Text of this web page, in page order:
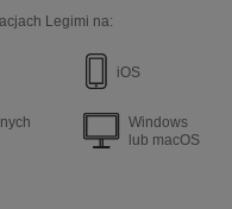
Legimi na:
iOS
Windows
lub macOS